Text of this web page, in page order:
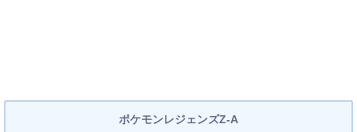
ポケモンレジェンズZ-A